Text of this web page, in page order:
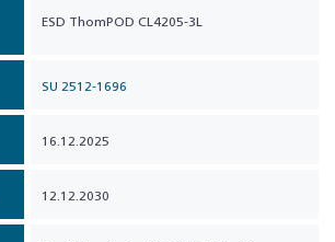
ESD ThomPOD CL4205-3L
SU 2512-1696
16.12.2025
12.12.2030